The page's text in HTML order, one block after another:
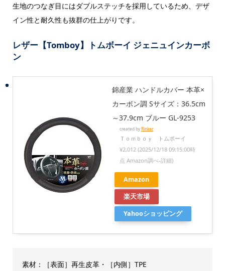
生地のつなぎ目にはダブルステッチを採用しているため、デザ
イン性と耐久性も抜群の仕上がりです。
レザー【Tomboy】トムボーイ ジェニュインカーボ
ン
錦産業 ハンドルカバー 本革×
カーボン調 Sサイズ：36.5cm
～37.9cm ブルー GL-9253
created byRinker
Ｔｏｍｂｏｙ トムボーイ
¥2,012 (2025/12/18 09:15:00時
点 Amazon調べ-詳細)
Amazon
楽天市場
Yahooショッピング
素材：［表面］再生皮革・［内側］TPE